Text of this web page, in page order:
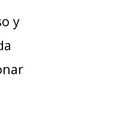
y